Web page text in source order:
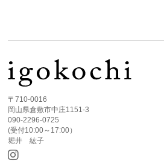
〒710-0016
岡山県倉敷市中庄1151-3
090-2296-0725
(受付10:00～17:00）
堀井 紘子